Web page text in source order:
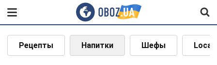
Рецепты Напитки Шефы Local